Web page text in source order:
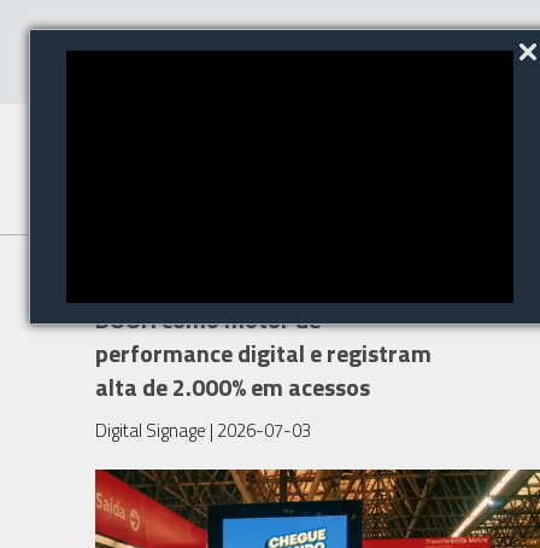
DOOH como motor de
performance digital e registram
alta de 2.000% em acessos
Digital Signage | 2026-07-03